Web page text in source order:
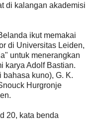
di kalangan akademisi
ikut memakai
di Universitas Leiden,
untuk menerangkan
karya Adolf Bastian.
bahasa kuno), G. K.
Hurgronje
20, kata benda